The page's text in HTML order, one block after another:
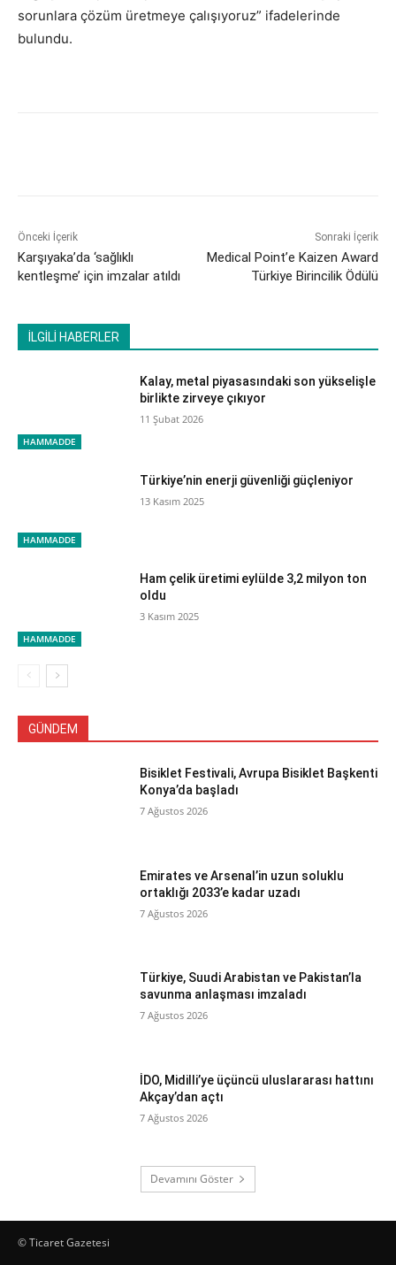
sorunlara çözüm üretmeye çalışıyoruz” ifadelerinde
bulundu.
Önceki İçerik
Karşıyaka’da ‘sağlıklı
kentleşme’ için imzalar atıldı
Sonraki İçerik
Medical Point’e Kaizen Award
Türkiye Birincilik Ödülü
İLGİLİ HABERLER
HAMMADDE
Kalay, metal piyasasındaki son yükselişle
birlikte zirveye çıkıyor
11 Şubat 2026
HAMMADDE
Türkiye’nin enerji güvenliği güçleniyor
13 Kasım 2025
HAMMADDE
Ham çelik üretimi eylülde 3,2 milyon ton
oldu
3 Kasım 2025
GÜNDEM
Bisiklet Festivali, Avrupa Bisiklet Başkenti
Konya’da başladı
7 Ağustos 2026
Emirates ve Arsenal’in uzun soluklu
ortaklığı 2033’e kadar uzadı
7 Ağustos 2026
Türkiye, Suudi Arabistan ve Pakistan’la
savunma anlaşması imzaladı
7 Ağustos 2026
İDO, Midilli’ye üçüncü uluslararası hattını
Akçay’dan açtı
7 Ağustos 2026
Devamını Göster
© Ticaret Gazetesi